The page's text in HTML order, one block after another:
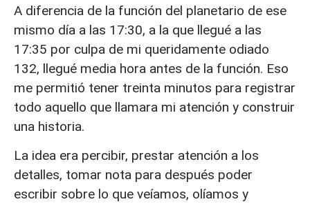
A diferencia de la función del planetario de ese
mismo día a las 17:30, a la que llegué a las
17:35 por culpa de mi queridamente odiado
132, llegué media hora antes de la función. Eso
me permitió tener treinta minutos para registrar
todo aquello que llamara mi atención y construir
una historia.
La idea era percibir, prestar atención a los
detalles, tomar nota para después poder
escribir sobre lo que veíamos, olíamos y